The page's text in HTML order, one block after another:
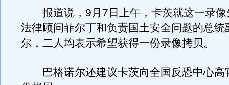
报道说，9月7日上午，卡茨就这一录像
法律顾问菲尔丁和负责国土安全问题的总统
尔，二人均表示希望获得一份录像拷贝。
巴格诺尔还建议卡茨向全国反恐中心高